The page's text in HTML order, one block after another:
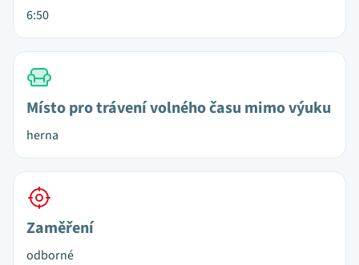
6:50
Místo pro trávení volného času mimo výuku
herna
Zaměření
odborné